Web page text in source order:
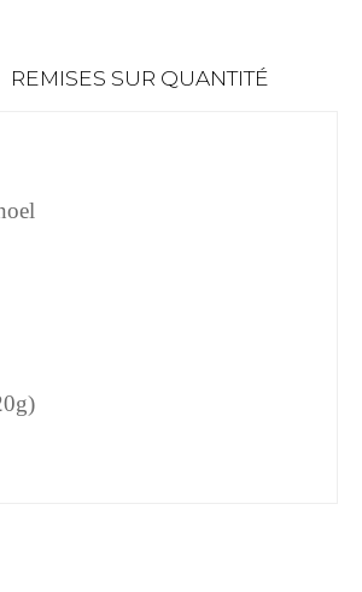
REMISES SUR QUANTITÉ